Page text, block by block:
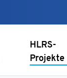
HLRS-
Projekte